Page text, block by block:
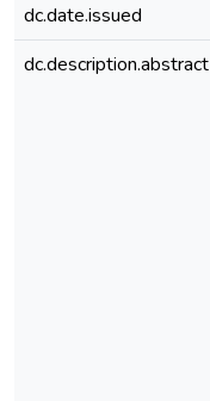
dc.date.issued
dc.description.abstract